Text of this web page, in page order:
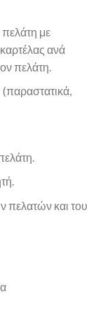
με
ανά
πελάτη.
και του